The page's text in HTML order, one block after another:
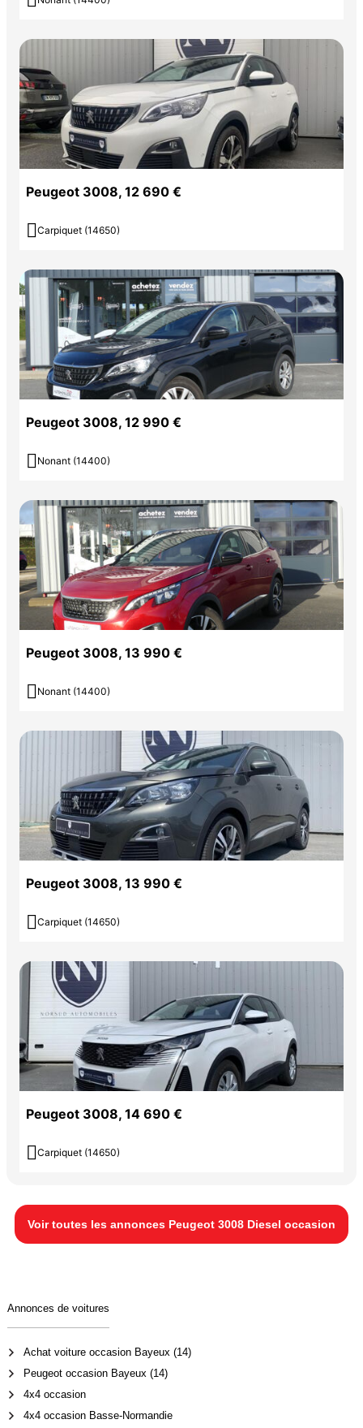
Peugeot 3008, 12 690 €
 Carpiquet (14650)
Peugeot 3008, 12 990 €
 Nonant (14400)
Peugeot 3008, 13 990 €
 Nonant (14400)
Peugeot 3008, 13 990 €
 Carpiquet (14650)
Peugeot 3008, 14 690 €
 Carpiquet (14650)
Voir toutes les annonces Peugeot 3008 Diesel occasion
Annonces de voitures
Achat voiture occasion Bayeux (14)
Peugeot occasion Bayeux (14)
4x4 occasion
4x4 occasion Basse-Normandie